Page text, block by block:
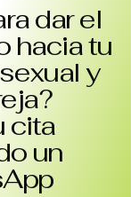
dar el
hacia tu
y
cita
un